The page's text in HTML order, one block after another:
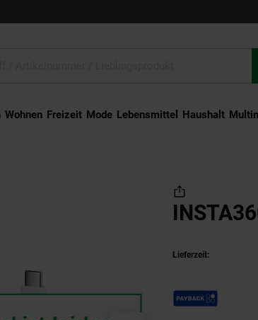
Wohnen Freizeit Mode Lebensmittel Haushalt
Lieferzeit:
Payback Punkte